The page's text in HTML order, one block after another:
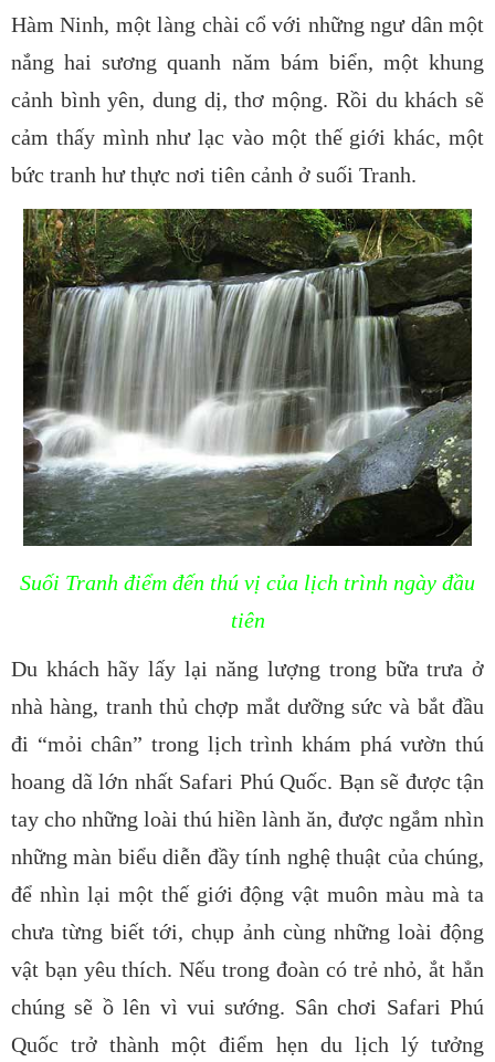
Hàm Ninh, một làng chài cổ với những ngư dân một
nắng hai sương quanh năm bám biển, một khung
cảnh bình yên, dung dị, thơ mộng. Rồi du khách sẽ
cảm thấy mình như lạc vào một thế giới khác, một
bức tranh hư thực nơi tiên cảnh ở suối Tranh.
Suối Tranh điểm đến thú vị của lịch trình ngày đầu
tiên
Du khách hãy lấy lại năng lượng trong bữa trưa ở
nhà hàng, tranh thủ chợp mắt dưỡng sức và bắt đầu
đi “mỏi chân” trong lịch trình khám phá vườn thú
hoang dã lớn nhất Safari Phú Quốc. Bạn sẽ được tận
tay cho những loài thú hiền lành ăn, được ngắm nhìn
những màn biểu diễn đầy tính nghệ thuật của chúng,
để nhìn lại một thế giới động vật muôn màu mà ta
chưa từng biết tới, chụp ảnh cùng những loài động
vật bạn yêu thích. Nếu trong đoàn có trẻ nhỏ, ắt hẳn
chúng sẽ ồ lên vì vui sướng. Sân chơi Safari Phú
Quốc trở thành một điểm hẹn du lịch lý tưởng